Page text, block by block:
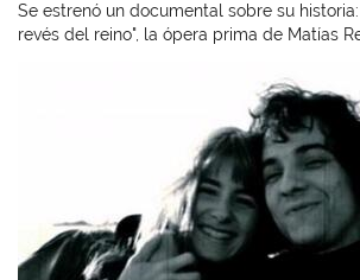
Se estrenó un documental sobre su
revés del reino", la ópera prima de Matías